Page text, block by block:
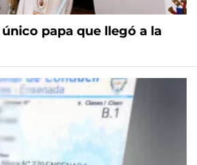
papa que llegó a la